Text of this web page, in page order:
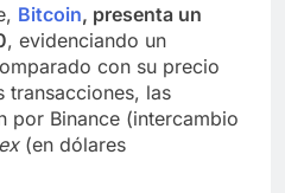
Bitcoin, presenta un
, evidenciando un
con su precio
transacciones, las
por Binance (intercambio
(en dólares